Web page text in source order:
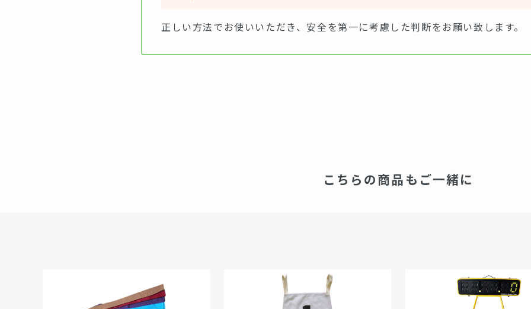
正しい方法でお使いいただき、安全を第一に考慮した判断をお願い致します。
こちらの商品もご一緒に